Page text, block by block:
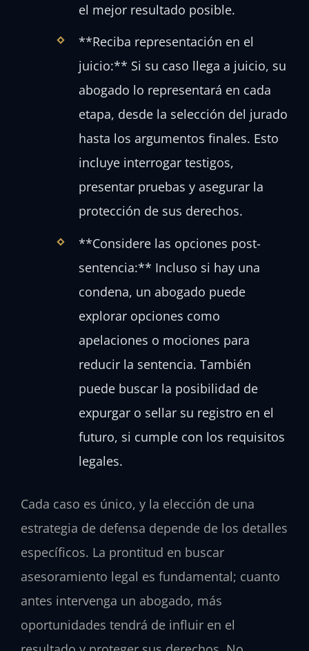
el mejor resultado posible.
**Reciba representación en el
juicio:** Si su caso llega a juicio, su
abogado lo representará en cada
etapa, desde la selección del jurado
hasta los argumentos finales. Esto
incluye interrogar testigos,
presentar pruebas y asegurar la
protección de sus derechos.
**Considere las opciones post-
sentencia:** Incluso si hay una
condena, un abogado puede
explorar opciones como
apelaciones o mociones para
reducir la sentencia. También
puede buscar la posibilidad de
expurgar o sellar su registro en el
futuro, si cumple con los requisitos
legales.
Cada caso es único, y la elección de una
estrategia de defensa depende de los detalles
específicos. La prontitud en buscar
asesoramiento legal es fundamental; cuanto
antes intervenga un abogado, más
oportunidades tendrá de influir en el